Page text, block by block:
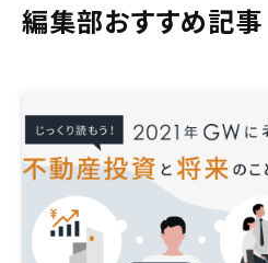
編集部おすすめ記事